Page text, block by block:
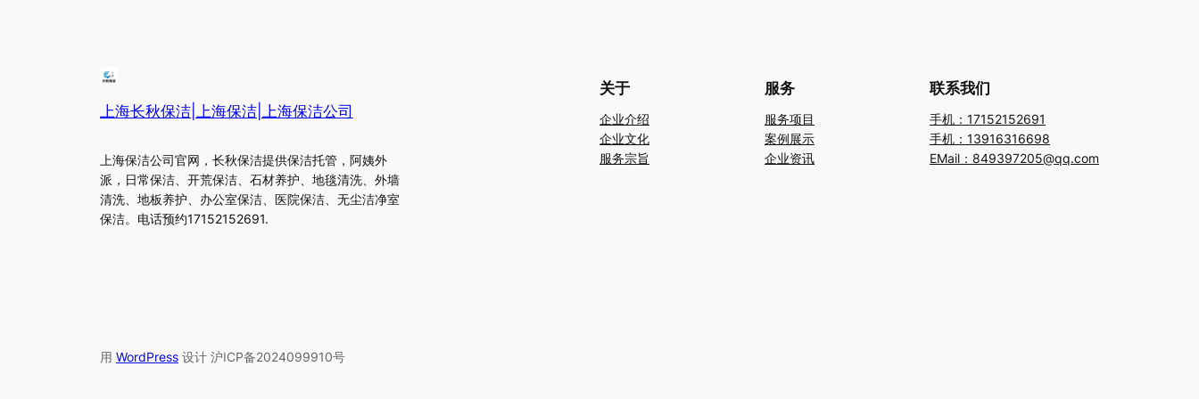
上海长秋保洁|上海保洁|上海保洁公司
上海保洁公司官网，长秋保洁提供保洁托管，阿姨外
派，日常保洁、开荒保洁、石材养护、地毯清洗、外墙
清洗、地板养护、办公室保洁、医院保洁、无尘洁净室
保洁。电话预约17152152691.
关于
企业介绍
企业文化
服务宗旨
服务
服务项目
案例展示
企业资讯
联系我们
手机：17152152691
手机：13916316698
EMail：849397205@qq.com
用 WordPress 设计 沪ICP备2024099910号